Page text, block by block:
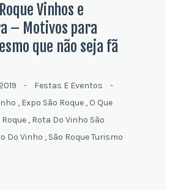
Vinhos e
– Motivos para
que não seja fã
2019 - Festas E Eventos -
, Expo São Roque , O Que
Roque , Rota Do Vinho São
Do Vinho , São Roque Turismo